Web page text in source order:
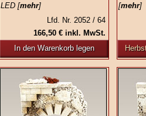
LED [mehr]
Lfd. Nr. 2052 / 64
166,50 € inkl. MwSt.
In den Warenkorb legen
[mehr]